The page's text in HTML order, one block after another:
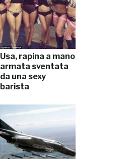
Usa, rapina a mano
armata sventata
da una sexy
barista